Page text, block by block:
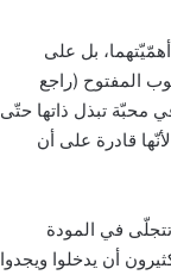
بل على
المفتوح (راجع
في محبّة تبذل ذاتها حتّى
قادرة على أن
في المودة
أن يدخلوا ويجدوا